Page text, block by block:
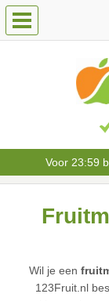
Voor 23:59
Wil je een
123Fruit.nl